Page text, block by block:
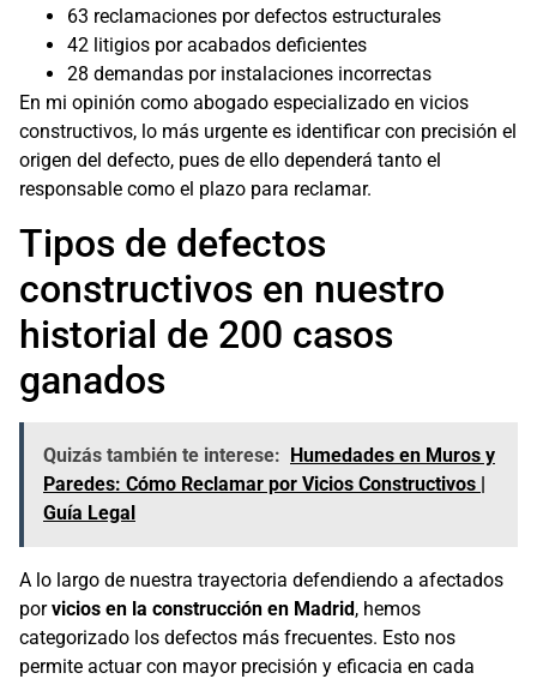
63 reclamaciones por defectos estructurales
42 litigios por acabados deficientes
28 demandas por instalaciones incorrectas
En mi opinión como abogado especializado en vicios
constructivos, lo más urgente es identificar con precisión el
origen del defecto, pues de ello dependerá tanto el
responsable como el plazo para reclamar.
Tipos de defectos
constructivos en nuestro
historial de 200 casos
ganados
Quizás también te interese: Humedades en Muros y
Paredes: Cómo Reclamar por Vicios Constructivos |
Guía Legal
A lo largo de nuestra trayectoria defendiendo a afectados
porvicios en la construcción en Madrid, hemos
categorizado los defectos más frecuentes. Esto nos
permite actuar con mayor precisión y eficacia en cada